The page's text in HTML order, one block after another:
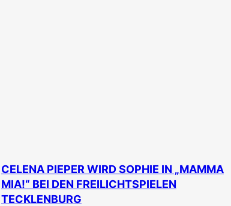
CELENA PIEPER WIRD SOPHIE IN „MAMMA
MIA!“ BEI DEN FREILICHTSPIELEN
TECKLENBURG